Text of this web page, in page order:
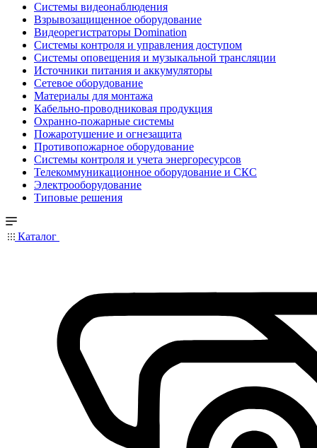
Системы видеонаблюдения
Взрывозащищенное оборудование
Видеорегистраторы Domination
Системы контроля и управления доступом
Системы оповещения и музыкальной трансляции
Источники питания и аккумуляторы
Сетевое оборудование
Материалы для монтажа
Кабельно-проводниковая продукция
Охранно-пожарные системы
Пожаротушение и огнезащита
Противопожарное оборудование
Системы контроля и учета энергоресурсов
Телекоммуникационное оборудование и СКС
Электрооборудование
Типовые решения
Каталог